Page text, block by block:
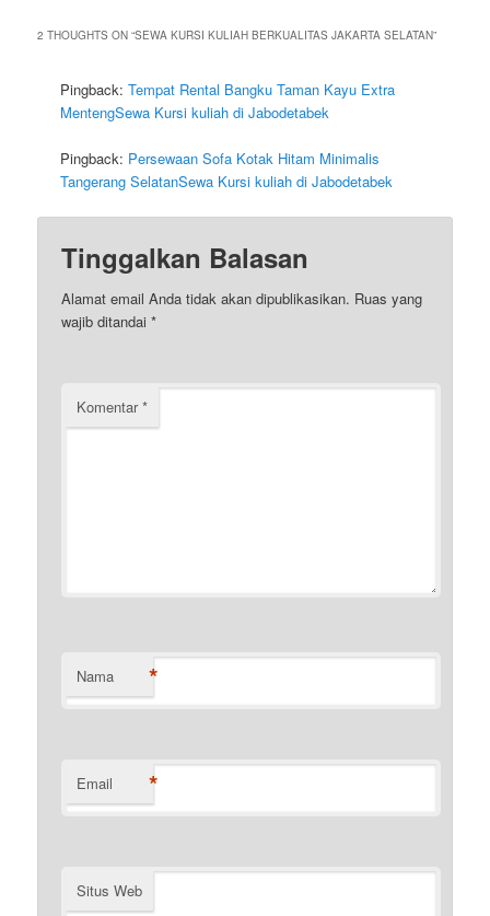
2 THOUGHTS ON “SEWA KURSI KULIAH BERKUALITAS JAKARTA SELATAN”
Pingback:Tempat Rental Bangku Taman Kayu Extra
MentengSewa Kursi kuliah di Jabodetabek
Pingback: Persewaan Sofa Kotak Hitam Minimalis
Tangerang SelatanSewa Kursi kuliah di Jabodetabek
Tinggalkan Balasan
Alamat email Anda tidak akan dipublikasikan. Ruas yang
wajib ditandai*
Komentar*
Nama *
Email *
Situs Web